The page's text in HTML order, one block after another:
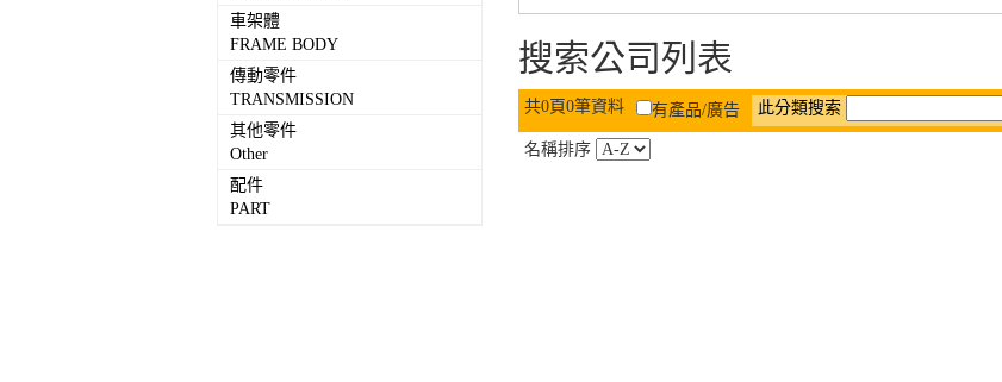
車架體
FRAME BODY
傳動零件
TRANSMISSION
其他零件
Other
配件
PART
搜索公司列表
共0頁0筆資料 有產品/廣告 此分類搜索
名稱排序